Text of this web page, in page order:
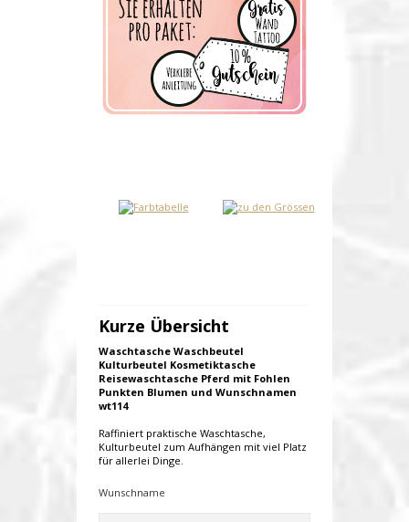
Produktnummer:wt114-E
Verfügbarkeit:Auf Lager
Lieferzeit: 1-2 Werktage
Kurze Übersicht
Waschtasche Waschbeutel
Kulturbeutel Kosmetiktasche
Reisewaschtasche Pferd mit Fohlen
Punkten Blumen und Wunschnamen
wt114
Raffiniert praktische Waschtasche,
Kulturbeutel zum Aufhängen mit viel Platz
für allerlei Dinge.
Wunschname